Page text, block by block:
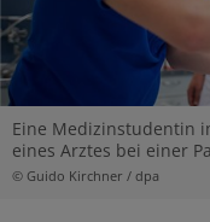
Eine Medizinstudentin
eines Arztes bei einer
© Guido Kirchner / dpa